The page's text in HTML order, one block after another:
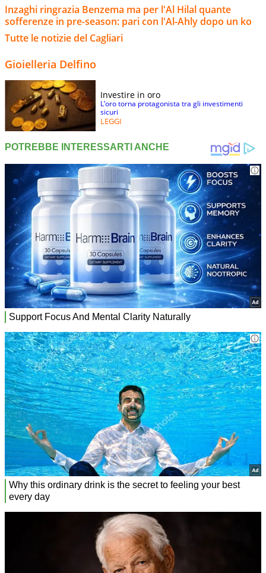
Inzaghi ringrazia Benzema ma per l'Al Hilal quante
sofferenze in pre-season: pari con l'Al-Ahly dopo un ko
Tutte le notizie del Cagliari
Gioielleria Delfino
Investire in oro
L’oro torna protagonista tra gli investimenti
sicuri
LEGGI